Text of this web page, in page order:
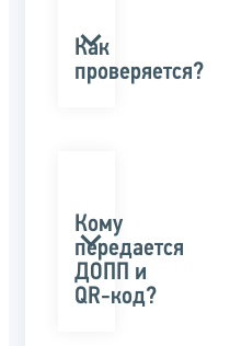
Как
проверяется?
Кому
передается
ДОПП и
QR-код?